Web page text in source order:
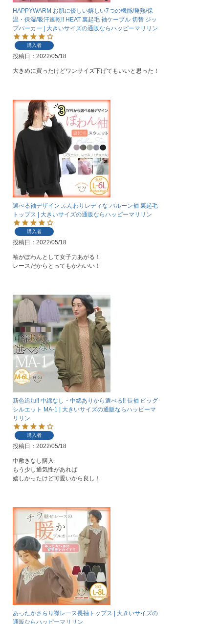
HAPPYWARM お肌に優しい嬉しい7つの機能/発熱/保
温・保湿/吸汗速乾!! HEAT 裏起毛 袖ケーブル 切替 ジッ
プパーカー | 大きいサイズの通販ならハッピーマリリン
購入者
投稿日 2022/05/18
大きめに買ったけどワンサイズ下げてもいいと思った！
選べる袖デザイン ふんわりレディな バルーン袖 裏起毛
トップス | 大きいサイズの通販ならハッピーマリリン
購入者
投稿日 2022/05/18
袖がぽわんとして女子力あがる！
レースだからとってもかわいい！
新色追加!! 中綿なし・中綿ありから選べる!! 長袖 ビッグ
シルエット MA-1 | 大きいサイズの通販ならハッピーマ
リリン
購入者
投稿日 2022/05/18
中敷きなし購入
もう少し通気性があれば
嬉しかったけど可愛いから良し！
あったかさらり襟レース長袖トップス | 大きいサイズの
通販ならハッピーマリリン